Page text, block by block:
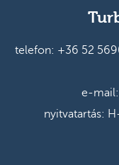
telefon: +36 52
e-mail:
nyitvatartás: